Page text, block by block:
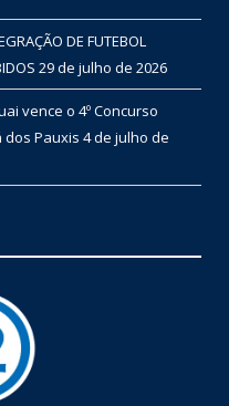
DE FUTEBOL
29 de julho de 2026
vence o 4º Concurso
dos Pauxis 4 de julho de